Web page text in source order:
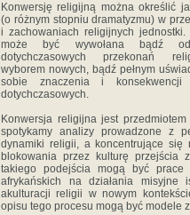
Konwersję religijną można określić
(o różnym stopniu dramatyzmu) w
i zachowaniach religijnych jednostki.
może być wywołana bądź
dotychczasowych przekonań
wyborem nowych, bądź pełnym
sobie znaczenia i konsekwencji
dotychczasowych.
Konwersja religijna jest
spotykamy analizy prowadzone z
dynamiki religii, a koncentrujące się
blokowania przez kulturę przejścia
takiego podejścia mogą być prace
afrykańskich na działania
akulturacji religii w nowym
opisu tego procesu mogą być modele